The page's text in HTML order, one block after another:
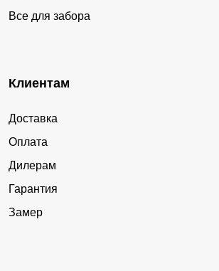
Все для забора
Клиентам
Доставка
Оплата
Дилерам
Гарантия
Замер